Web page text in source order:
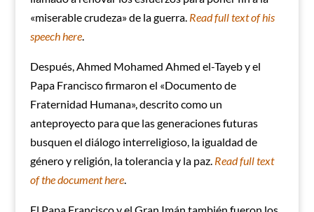
«miserable crudeza» de la guerra. Read full text of his
speech here.
Después, Ahmed Mohamed Ahmed el-Tayeb y el
Papa Francisco firmaron el «Documento de
Fraternidad Humana», descrito como un
anteproyecto para que las generaciones futuras
busquen el diálogo interreligioso, la igualdad de
género y religión, la tolerancia y la paz. Read full text
of the document here.
El Papa Francisco y el Gran Imán también fueron los